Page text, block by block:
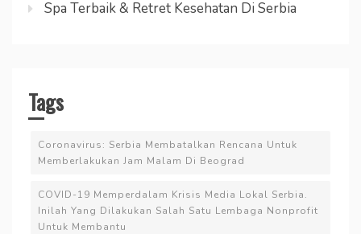
Spa Terbaik & Retret Kesehatan Di Serbia
Tags
Coronavirus: Serbia Membatalkan Rencana Untuk
Memberlakukan Jam Malam Di Beograd
COVID-19 Memperdalam Krisis Media Lokal Serbia.
Inilah Yang Dilakukan Salah Satu Lembaga Nonprofit
Untuk Membantu